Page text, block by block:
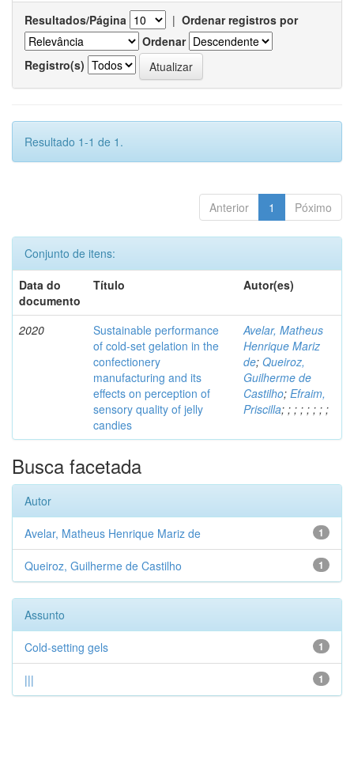
Resultados/Página | Ordenar registros por
Ordenar
Registro(s)
Resultado 1-1 de 1.
Anterior 1 Póximo
Conjunto de itens:
Data do
documento
Título Autor(es)
2020
Sustainable performance
of cold-set gelation in the
confectionery
manufacturing and its
effects on perception of
sensory quality of jelly
candies
Avelar, Matheus
Henrique Mariz
de; Queiroz,
Guilherme de
Castilho; Efraim,
Priscilla; ; ; ; ; ; ; ;
Busca facetada
Autor
1
Avelar, Matheus Henrique Mariz de
1
Queiroz, Guilherme de Castilho
Assunto
1
Cold-setting gels
1
|||